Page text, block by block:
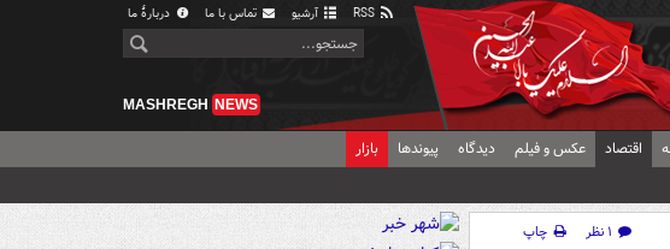
آرشیو تماس با ما دربارهٔ ما
MASHREGH NEWS
اقتصاد عکس و فیلم دیدگاه پیوندها بازار
۱ نظر
چاپ